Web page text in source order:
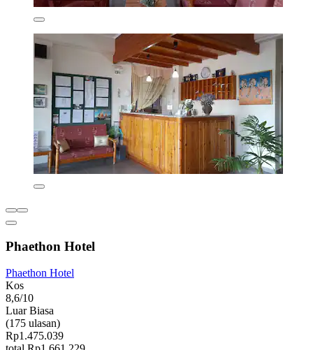
Phaethon Hotel
Phaethon Hotel
Kos
8,6/10
Luar Biasa
(175 ulasan)
Rp1.475.039